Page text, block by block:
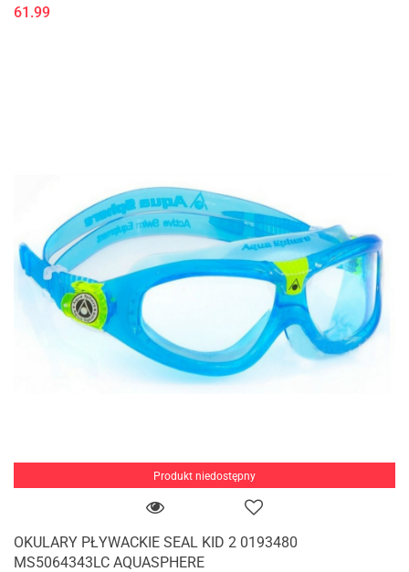
61.99
Produkt niedostępny
OKULARY PŁYWACKIE SEAL KID 2 0193480
MS5064343LC AQUASPHERE